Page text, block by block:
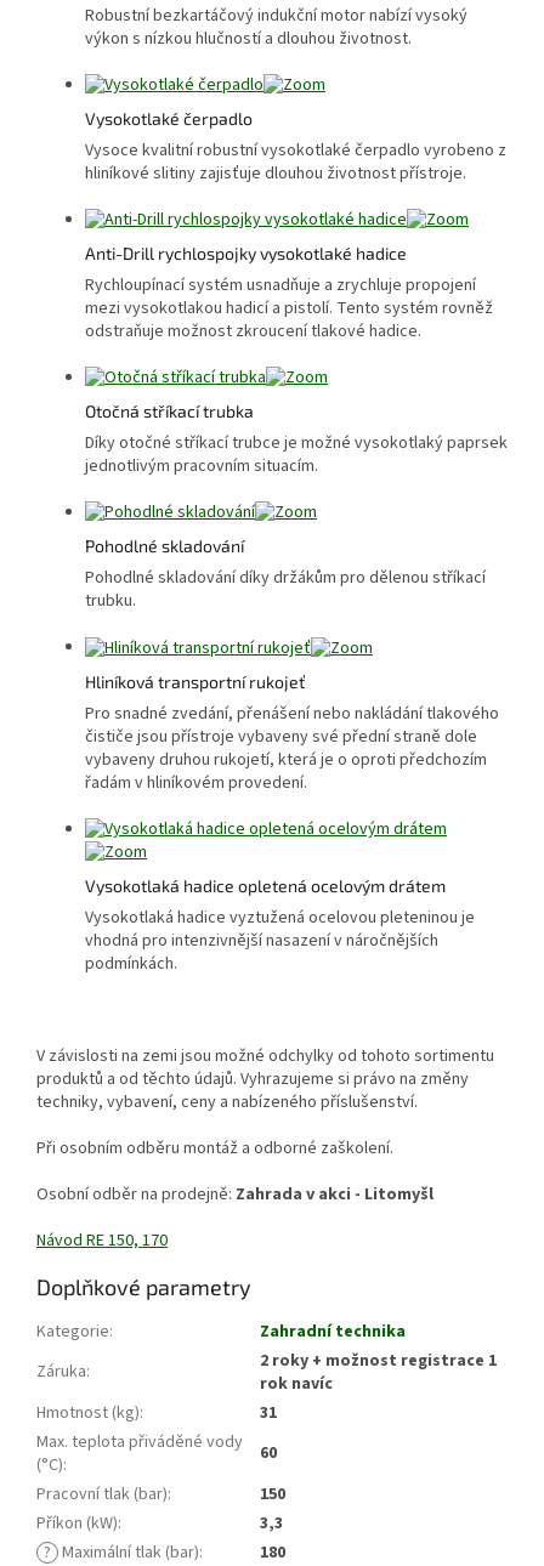
Robustní bezkartáčový indukční motor nabízí vysoký
výkon s nízkou hlučností a dlouhou životnost.
Vysokotlaké čerpadlo
Vysoce kvalitní robustní vysokotlaké čerpadlo vyrobeno z
hliníkové slitiny zajisťuje dlouhou životnost přístroje.
Anti-Drill rychlospojky vysokotlaké hadice
Rychloupínací systém usnadňuje a zrychluje propojení
mezi vysokotlakou hadicí a pistolí. Tento systém rovněž
odstraňuje možnost zkroucení tlakové hadice.
Otočná stříkací trubka
Díky otočné stříkací trubce je možné vysokotlaký paprsek
jednotlivým pracovním situacím.
Pohodlné skladování
Pohodlné skladování díky držákům pro dělenou stříkací
trubku.
Hliníková transportní rukojeť
Pro snadné zvedání, přenášení nebo nakládání tlakového
čističe jsou přístroje vybaveny své přední straně dole
vybaveny druhou rukojetí, která je o oproti předchozím
řadám v hliníkovém provedení.
Vysokotlaká hadice opletená ocelovým drátem
Vysokotlaká hadice vyztužená ocelovou pleteninou je
vhodná pro intenzivnější nasazení v náročnějších
podmínkách.
V závislosti na zemi jsou možné odchylky od tohoto sortimentu
produktů a od těchto údajů. Vyhrazujeme si právo na změny
techniky, vybavení, ceny a nabízeného příslušenství.
Při osobním odběru montáž a odborné zaškolení.
Osobní odběr na prodejně: Zahrada v akci - Litomyšl
Návod RE 150, 170
Doplňkové parametry
Kategorie:
Zahradní technika
Záruka:
2 roky + možnost registrace 1
rok navíc
Hmotnost (kg):
31
Max. teplota přiváděné vody
(°C):
60
Pracovní tlak (bar):
150
Příkon (kW):
3,3
? Maximální tlak (bar):
180